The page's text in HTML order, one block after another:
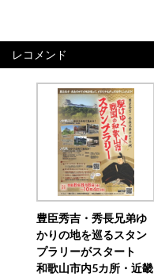
レコメンド
豊臣秀吉・秀長兄弟ゆ
かりの地を巡るスタン
プラリーがスタート
和歌山市内5カ所・近畿